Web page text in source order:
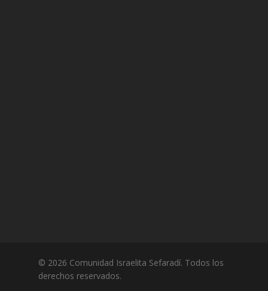
© 2026 Comunidad Israelita Sefaradí. Todos los
derechos reservados.